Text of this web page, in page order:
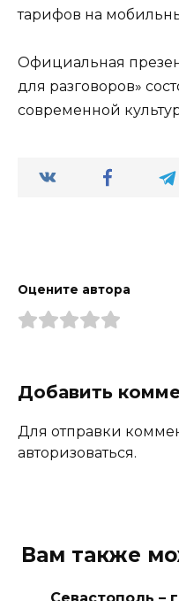
тарифов на
Официальная
для разговоров»
современной
Оцените автора
Добавить
Для отправки
авторизоваться.
Вам также